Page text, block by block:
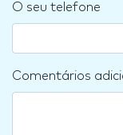
O seu telefone
Comentários